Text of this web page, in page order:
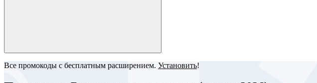
Все промокоды с бесплатным расширением. Установить!